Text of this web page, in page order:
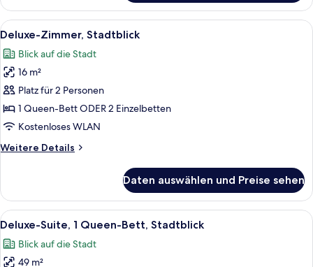
Suite,
Stadtblick
Alle
Fotos
für
Deluxe-
Zimmer,
Stadtblick
anzeigen
Ein Hotelzimmer mit zwei Betten,
6
Deluxe-Zimmer, Stadtblick
Blick auf die Stadt
16 m²
Platz für 2 Personen
1 Queen-Bett ODER 2 Einzelbetten
Kostenloses WLAN
Weitere Details
Weitere
Zimmer,
Stadtblick
Daten auswählen und Preise sehen
Alle
Fotos
für
Ein modernes Wohnzimmer mit
12
Deluxe-Suite, 1 Queen-Bett, Stadtblick
Blick auf die Stadt
49 m²